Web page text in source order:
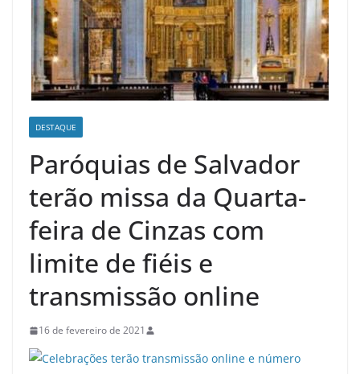
DESTAQUE
Paróquias de Salvador
terão missa da Quarta-
feira de Cinzas com
limite de fiéis e
transmissão online
16 de fevereiro de 2021